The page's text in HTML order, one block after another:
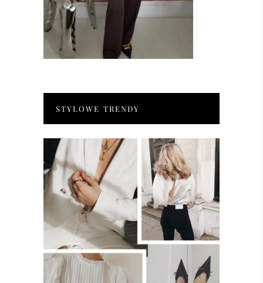
STYLOWE TRENDY